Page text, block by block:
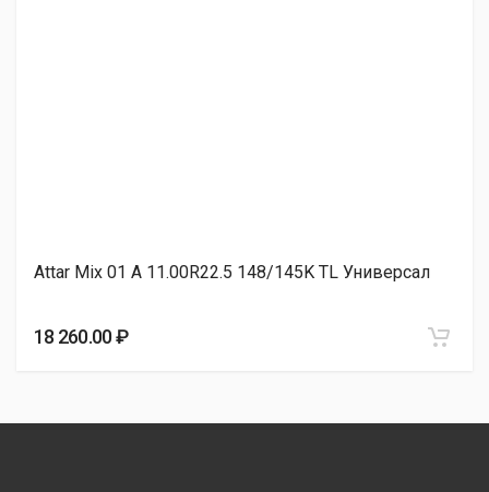
Attar Mix 01 A 11.00R22.5 148/145K TL Универсал
18 260.00 ₽